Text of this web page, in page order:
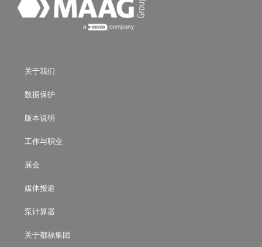
关于我们
数据保护
版本说明
工作与职业
展会
媒体报道
泵计算器
关于都福集团